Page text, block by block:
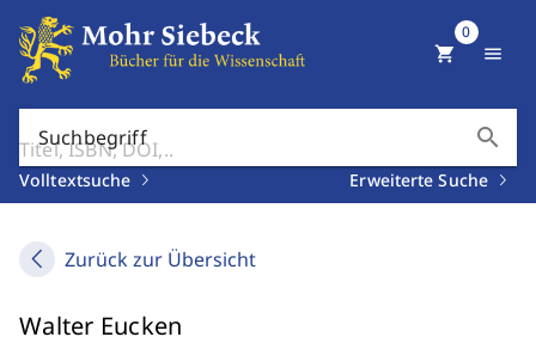
Suchbegriff search
Volltextsuche Erweiterte Suche
shopping_cart
0
menu
Zurück zur Übersicht
Walter Eucken